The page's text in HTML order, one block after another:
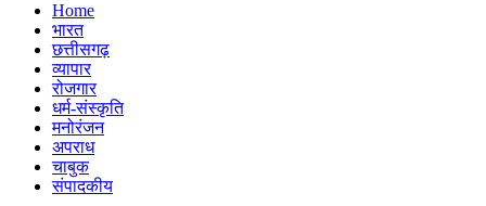
Home
भारत
छत्तीसगढ़
व्यापार
रोजगार
धर्म-संस्कृति
मनोरंजन
अपराध
चाबुक
संपादकीय